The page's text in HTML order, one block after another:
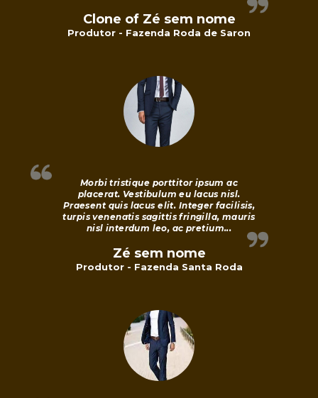
Clone of Zé sem nome
Produtor - Fazenda Roda de Saron
Morbi tristique porttitor ipsum ac
placerat. Vestibulum eu lacus nisl.
Praesent quis lacus elit. Integer facilisis,
turpis venenatis sagittis fringilla, mauris
nisl interdum leo, ac pretium...
Zé sem nome
Produtor - Fazenda Santa Roda